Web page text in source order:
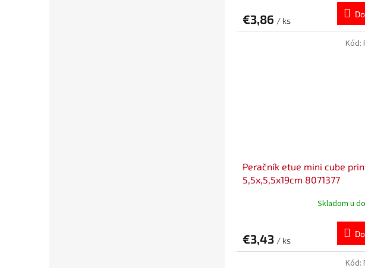
€3,86 / ks
Peračník etue mini cube
5,5x,5,5x19cm 8071377
Skladom u
€3,43 / ks
Kód:
Kód: